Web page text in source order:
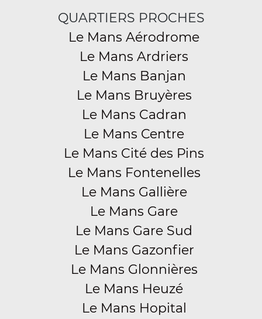
QUARTIERS PROCHES
Le Mans Aérodrome
Le Mans Ardriers
Le Mans Banjan
Le Mans Bruyères
Le Mans Cadran
Le Mans Centre
Le Mans Cité des Pins
Le Mans Fontenelles
Le Mans Gallière
Le Mans Gare
Le Mans Gare Sud
Le Mans Gazonfier
Le Mans Glonnières
Le Mans Heuzé
Le Mans Hopital